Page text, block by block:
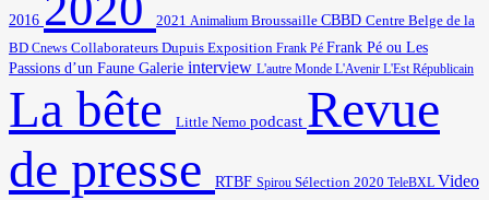
2016 2021 Animalium Broussaille CBBD Centre Belge de la
BD Cnews Collaborateurs Dupuis Exposition Frank Pé Frank Pé ou Les
Passions d’un Faune Galerie interview L'autre Monde L'Avenir L'Est Républicain
La bête Little Nemo podcast Revue
de presse
RTBF Spirou Sélection 2020 TeleBXL Video